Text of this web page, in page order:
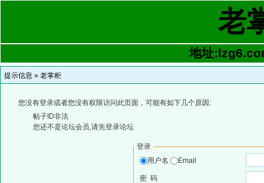
老
地址
提示信息 » 老掌柜
您没有登录或者您没有权限访问此页面，可能有如下几个原因:
帖子ID非法
您还不是论坛会员,请先登录论坛
登录
用户名
Email
密 码